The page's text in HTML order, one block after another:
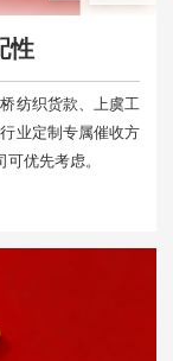
性
纺织货款、上虞工
业定制专属催收方
优先考虑。